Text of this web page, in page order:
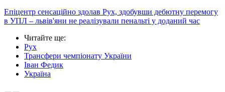
Епіцентр сенсаційно здолав Рух, здобувши дебютну перемогу
в УПЛ – львів'яни не реалізували пенальті у доданий час
Читайте ще:
Рух
Трансфери чемпіонату України
Іван Федик
Україна